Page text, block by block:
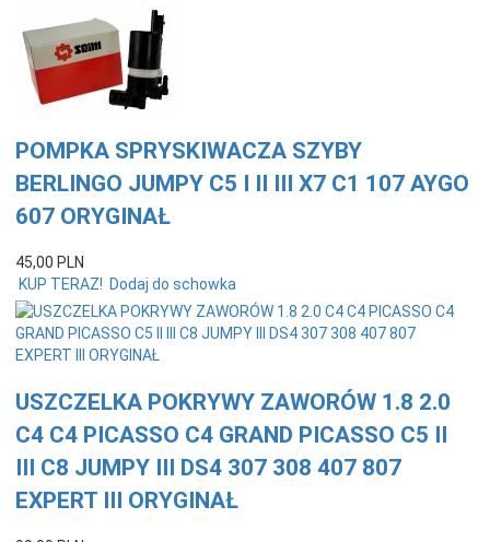
POMPKA SPRYSKIWACZA SZYBY
BERLINGO JUMPY C5 I II III X7 C1 107 AYGO
607 ORYGINAŁ
45,00 PLN
KUP TERAZ! Dodaj do schowka
USZCZELKA POKRYWY ZAWORÓW 1.8 2.0
C4 C4 PICASSO C4 GRAND PICASSO C5 II
III C8 JUMPY III DS4 307 308 407 807
EXPERT III ORYGINAŁ